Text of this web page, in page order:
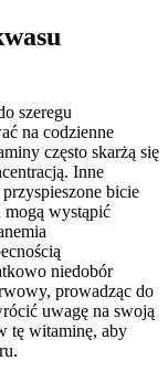
szeregu
na codzienne
często skarżą się
Inne
bicie
mogą wystąpić
niedobór
prowadząc do
uwagę na swoją
tę witaminę, aby